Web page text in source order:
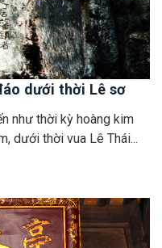
dưới thời Lê sơ
như thời kỳ hoàng kim
dưới thời vua Lê Thái...